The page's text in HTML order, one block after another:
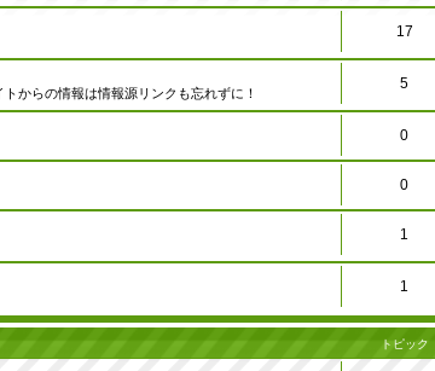
17
からの情報は情報源リンクも忘れずに！
5
0
0
1
1
トピック